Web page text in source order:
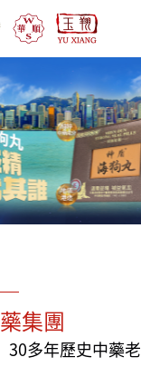
集團
30多年歷史中藥